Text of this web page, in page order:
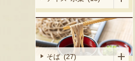
そば (27)
桃をお届けします。王道の甘
さから希少な味わいまで、ど
んな品種に出会えるかは箱を
開けてからのお楽しみ。ジュ
ーシーで個性豊かな「山形の
桃たち」をご堪能ください。